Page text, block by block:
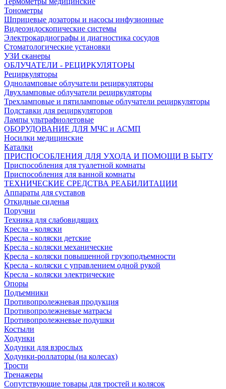
Тонометры
Шприцевые дозаторы и насосы инфузионные
Видеоэндоскопические системы
Электрокардиографы и диагностика сосудов
Стоматологические установки
УЗИ сканеры
ОБЛУЧАТЕЛИ - РЕЦИРКУЛЯТОРЫ
Рециркуляторы
Одноламповые облучатели рециркуляторы
Двухламповые облучатели рециркуляторы
Трехламповые и пятиламповые облучатели рециркуляторы
Подставки для рециркуляторов
Лампы ультрафиолетовые
ОБОРУДОВАНИЕ ДЛЯ МЧС и АСМП
Носилки медицинские
Каталки
ПРИСПОСОБЛЕНИЯ ДЛЯ УХОДА И ПОМОЩИ В БЫТУ
Приспособления для туалетной комнаты
Приспособления для ванной комнаты
ТЕХНИЧЕСКИЕ СРЕДСТВА РЕАБИЛИТАЦИИ
Аппараты для суставов
Откидные сиденья
Поручни
Техника для слабовидящих
Кресла - коляски
Кресла - коляски детские
Кресла - коляски механические
Кресла - коляски повышенной грузоподъемности
Кресла - коляски с управлением одной рукой
Кресла - коляски электрические
Опоры
Подъемники
Противопролежневая продукция
Противопролежневые матрасы
Противопролежневые подушки
Костыли
Ходунки
Ходунки для взрослых
Ходунки-роллаторы (на колесах)
Трости
Тренажеры
Сопутствующие товары для тростей и колясок